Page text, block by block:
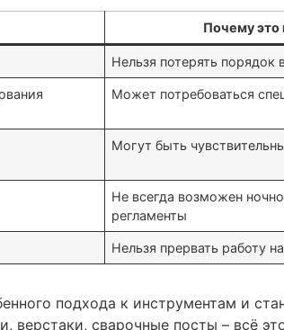
Почему это
Нельзя потерять порядок
Может потребоваться
Могут быть
Не всегда возможен
регламенты
Нельзя прервать работу
подхода к инструментам и
верстаки, сварочные посты – всё